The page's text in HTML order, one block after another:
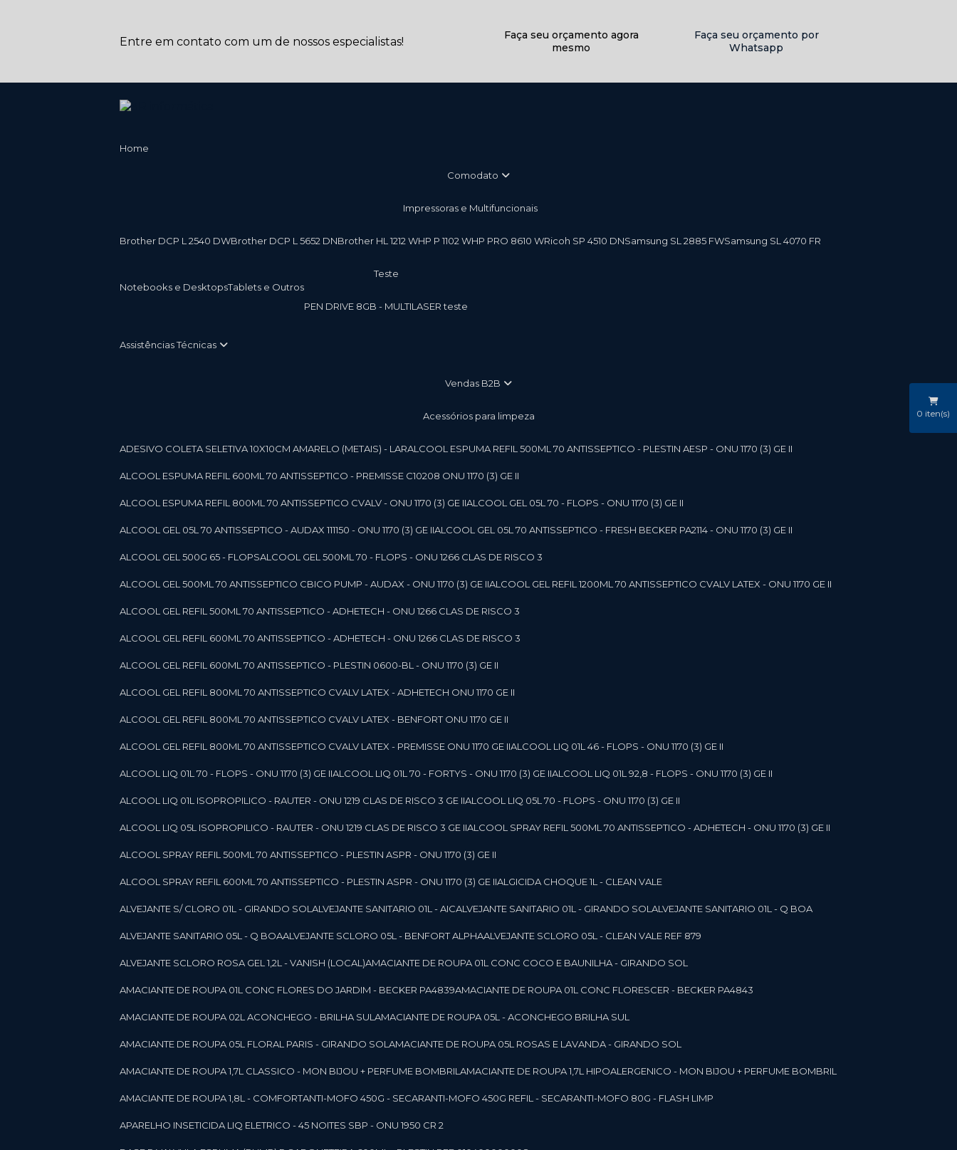
Entre em contato com um de nossos especialistas!
Faça seu orçamento agora
mesmo
Faça seu orçamento por
Whatsapp
Home
Comodato
Impressoras e Multifuncionais
Brother DCP L 2540 DW Brother DCP L 5652 DN Brother HL 1212 W HP P 1102 W HP PRO 8610 W Ricoh SP 4510 DN Samsung SL 2885 FW Samsung SL 4070 FR
Notebooks e Desktops Tablets e Outros
teste
PEN DRIVE 8GB - MULTILASER teste
Assistências Técnicas
vendas B2B
Acessórios para limpeza
ADESIVO COLETA SELETIVA 10X10CM AMARELO (METAIS) - LAR ALCOOL ESPUMA REFIL 500ML 70 ANTISSEPTICO - PLESTIN AESP - ONU 1170 (3) GE II
ALCOOL ESPUMA REFIL 600ML 70 ANTISSEPTICO - PREMISSE C10208 ONU 1170 (3) GE II
ALCOOL ESPUMA REFIL 800ML 70 ANTISSEPTICO CVALV - ONU 1170 (3) GE II ALCOOL GEL 05L 70 - FLOPS - ONU 1170 (3) GE II
ALCOOL GEL 05L 70 ANTISSEPTICO - AUDAX 111150 - ONU 1170 (3) GE II ALCOOL GEL 05L 70 ANTISSEPTICO - FRESH BECKER PA2114 - ONU 1170 (3) GE II
ALCOOL GEL 500G 65 - FLOPS ALCOOL GEL 500ML 70 - FLOPS - ONU 1266 CLAS DE RISCO 3
ALCOOL GEL 500ML 70 ANTISSEPTICO CBICO PUMP - AUDAX - ONU 1170 (3) GE II ALCOOL GEL REFIL 1200ML 70 ANTISSEPTICO CVALV LATEX - ONU 1170 GE II
ALCOOL GEL REFIL 500ML 70 ANTISSEPTICO - ADHETECH - ONU 1266 CLAS DE RISCO 3
ALCOOL GEL REFIL 600ML 70 ANTISSEPTICO - ADHETECH - ONU 1266 CLAS DE RISCO 3
ALCOOL GEL REFIL 600ML 70 ANTISSEPTICO - PLESTIN 0600-BL - ONU 1170 (3) GE II
ALCOOL GEL REFIL 800ML 70 ANTISSEPTICO CVALV LATEX - ADHETECH ONU 1170 GE II
ALCOOL GEL REFIL 800ML 70 ANTISSEPTICO CVALV LATEX - BENFORT ONU 1170 GE II
ALCOOL GEL REFIL 800ML 70 ANTISSEPTICO CVALV LATEX - PREMISSE ONU 1170 GE II ALCOOL LIQ 01L 46 - FLOPS - ONU 1170 (3) GE II
ALCOOL LIQ 01L 70 - FLOPS - ONU 1170 (3) GE II ALCOOL LIQ 01L 70 - FORTYS - ONU 1170 (3) GE II ALCOOL LIQ 01L 92,8 - FLOPS - ONU 1170 (3) GE II
ALCOOL LIQ 01L ISOPROPILICO - RAUTER - ONU 1219 CLAS DE RISCO 3 GE II ALCOOL LIQ 05L 70 - FLOPS - ONU 1170 (3) GE II
ALCOOL LIQ 05L ISOPROPILICO - RAUTER - ONU 1219 CLAS DE RISCO 3 GE II ALCOOL SPRAY REFIL 500ML 70 ANTISSEPTICO - ADHETECH - ONU 1170 (3) GE II
ALCOOL SPRAY REFIL 500ML 70 ANTISSEPTICO - PLESTIN ASPR - ONU 1170 (3) GE II
ALCOOL SPRAY REFIL 600ML 70 ANTISSEPTICO - PLESTIN ASPR - ONU 1170 (3) GE II ALGICIDA CHOQUE 1L - CLEAN VALE
ALVEJANTE S/ CLORO 01L - GIRANDO SOL ALVEJANTE SANITARIO 01L - AIC ALVEJANTE SANITARIO 01L - GIRANDO SOL ALVEJANTE SANITARIO 01L - Q BOA
ALVEJANTE SANITARIO 05L - Q BOA ALVEJANTE SCLORO 05L - BENFORT ALPHA ALVEJANTE SCLORO 05L - CLEAN VALE REF 879
ALVEJANTE SCLORO ROSA GEL 1,2L - VANISH (LOCAL) AMACIANTE DE ROUPA 01L CONC COCO E BAUNILHA - GIRANDO SOL
AMACIANTE DE ROUPA 01L CONC FLORES DO JARDIM - BECKER PA4839 AMACIANTE DE ROUPA 01L CONC FLORESCER - BECKER PA4843
AMACIANTE DE ROUPA 02L ACONCHEGO - BRILHA SUL AMACIANTE DE ROUPA 05L - ACONCHEGO BRILHA SUL
AMACIANTE DE ROUPA 05L FLORAL PARIS - GIRANDO SOL AMACIANTE DE ROUPA 05L ROSAS E LAVANDA - GIRANDO SOL
AMACIANTE DE ROUPA 1,7L CLASSICO - MON BIJOU + PERFUME BOMBRIL AMACIANTE DE ROUPA 1,7L HIPOALERGENICO - MON BIJOU + PERFUME BOMBRIL
AMACIANTE DE ROUPA 1,8L - COMFORT ANTI-MOFO 450G - SECAR ANTI-MOFO 450G REFIL - SECAR ANTI-MOFO 80G - FLASH LIMP
APARELHO INSETICIDA LIQ ELETRICO - 45 NOITES SBP - ONU 1950 CR 2
0 iten(s)